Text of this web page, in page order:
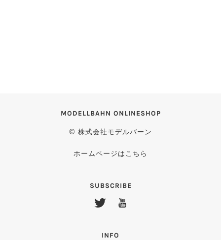
MODELLBAHN ONLINESHOP
© 株式会社モデルバーン
ホームページはこちら
SUBSCRIBE
INFO